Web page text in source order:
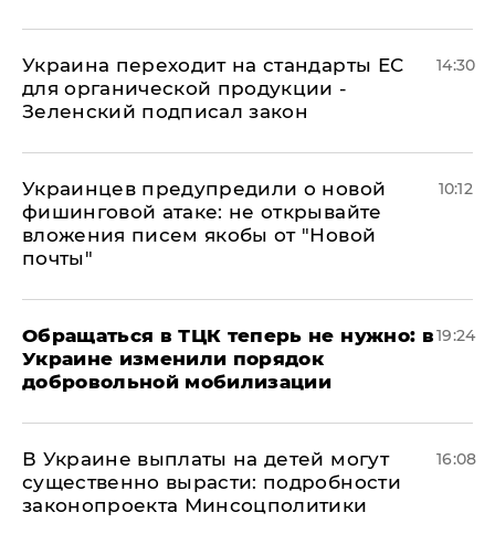
Украина переходит на стандарты ЕС
для органической продукции -
Зеленский подписал закон
14:30
Украинцев предупредили о новой
фишинговой атаке: не открывайте
вложения писем якобы от "Новой
почты"
10:12
Обращаться в ТЦК теперь не нужно: в
Украине изменили порядок
добровольной мобилизации
19:24
В Украине выплаты на детей могут
существенно вырасти: подробности
законопроекта Минсоцполитики
16:08